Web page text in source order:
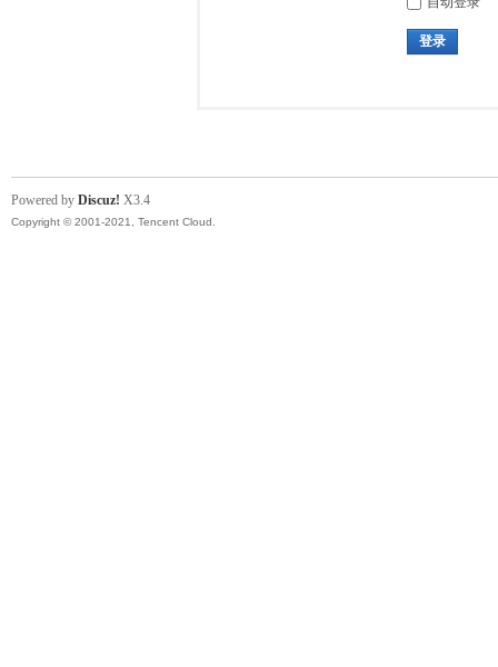
登录
Powered by Discuz! X3.4
Copyright © 2001-2021, Tencent Cloud.